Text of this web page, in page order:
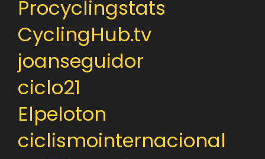
Procyclingstats
CyclingHub.tv
joanseguidor
ciclo21
Elpeloton
ciclismointernacional